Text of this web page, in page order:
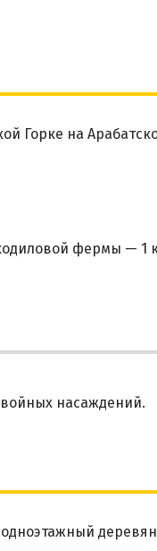
Горке на
фермы — 1
насаждений.